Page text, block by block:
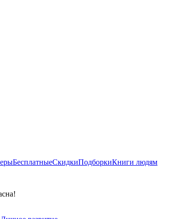
БесплатныеСкидкиПодборкиКниги людям